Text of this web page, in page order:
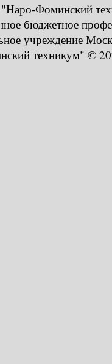
Фоминский
бюджетное
учреждение
техникум" ©